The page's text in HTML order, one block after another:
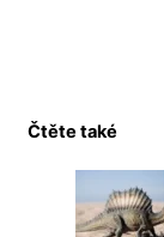
Čtěte také